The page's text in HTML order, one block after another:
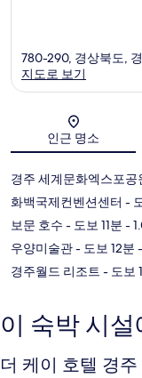
780-290, 경상북도,
지도로 보기
인근 명소
경주 세계문화엑스포공
화백국제컨벤션센터 -
보문 호수 - 도보 11분 -
우양미술관- 도보 12분
경주월드 리조트 - 도보
이 숙박 시
더 케이 호텔 경주